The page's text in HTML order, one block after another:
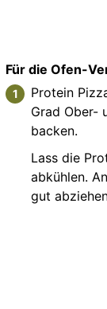
Für die Ofen-
Protein
Grad Ober-
backen.
Lass die
abkühlen.
gut